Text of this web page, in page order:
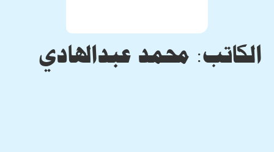
الكاتب: محمد عبدالهادي